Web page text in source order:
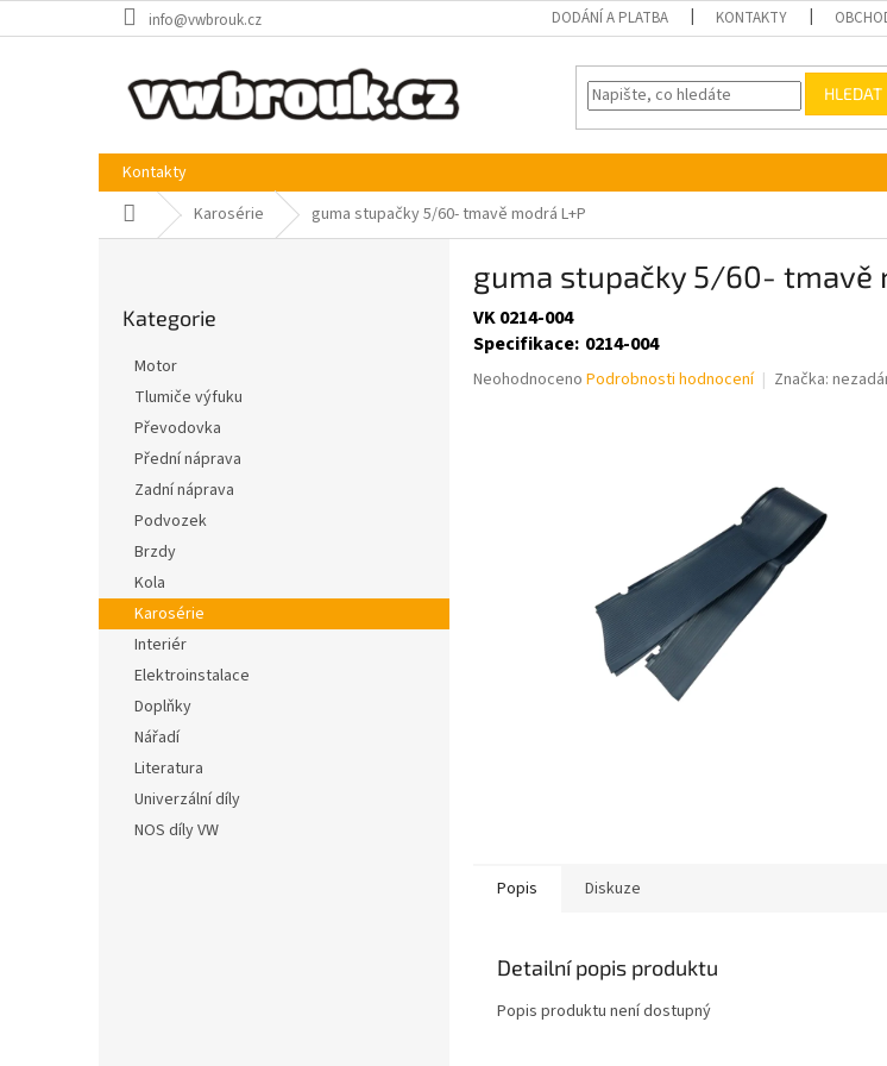
na
info@vwbrouk.cz DODÁNÍ A PLATBA KONTAKTY
HLEDAT
Kontakty
Domů Karosérie guma stupačky 5/60- tmavě modrá L+P
l
kategorie
Kategorie
Motor
Tlumiče výfuku
Převodovka
Přední náprava
Zadní náprava
Podvozek
Brzdy
Kola
Karosérie
Interiér
Elektroinstalace
Doplňky
Nářadí
Literatura
Univerzální díly
NOS díly VW
guma stupačky 5/60- tmavě
VK 0214-004
Specifikace: 0214-004
Průměrné
Neohodnoceno Podrobnosti hodnocení Značka:
Popis Diskuze
Detailní popis produktu
Popis produktu není dostupný